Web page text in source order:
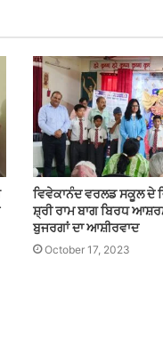
ਵਿਵੇਕਾਨੰਦ ਵਰਲਡ ਸਕੂਲ ਦੇ
ਸ਼੍ਰੀ ਰਾਮ ਬਾਗ ਬਿਰਧ
ਬੁਜਰਗਾਂ ਦਾ ਆਸ਼ੀਰਵਾਦ
October 17, 2023